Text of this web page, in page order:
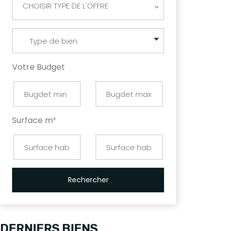
CHOISIR TYPE DE L'OFFRE
Type de bien
Votre Budget
Surface m²
Rechercher